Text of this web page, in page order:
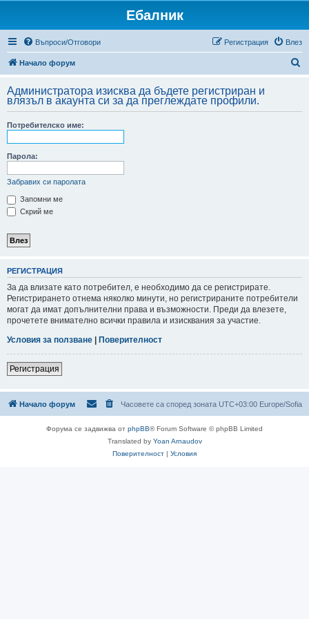
Ебалник
Въпроси/Отговори Влез
Регистрация
Начало форум
с
Администратора изисква да бъдете регистриран и
влязъл в акаунта си за да преглеждате профили.
Потребителско име:
Парола:
Забравих си паролата
Запомни ме
Скрий ме
РЕГИСТРАЦИЯ
За да влизате като потребител, е необходимо да се регистрирате.
Регистрирането отнема няколко минути, но регистрираните потребители
могат да имат допълнителни права и възможности. Преди да влезете,
прочетете внимателно всички правила и изисквания за участие.
Условия за ползване | Поверителност
Регистрация
Начало форум Часовете са според зоната UTC+03:00 Europe/Sofia
Форума се задвижва от phpBB® Forum Software © phpBB Limited
Translated by Yoan Arnaudov
Поверителност | Условия